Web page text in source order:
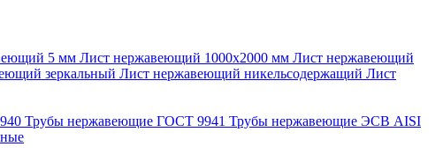
5 мм Лист нержавеющий 1000х2000 мм Лист нержавеющий
зеркальный Лист нержавеющий никельсодержащий Лист
Трубы нержавеющие ГОСТ 9941 Трубы нержавеющие ЭСВ AISI